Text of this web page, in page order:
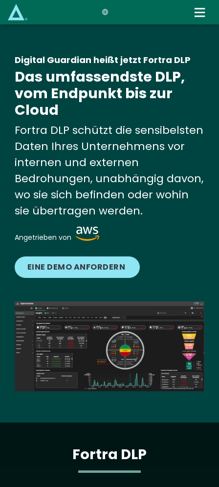
Digital Guardian heißt jetzt Fortra DLP
Das umfassendste DLP,
vom Endpunkt bis zur
Cloud
Fortra DLP schützt die sensibelsten
Daten Ihres Unternehmens vor
internen und externen
Bedrohungen, unabhängig davon,
wo sie sich befinden oder wohin
sie übertragen werden.
Angetrieben von Image
EINE DEMO ANFORDERN
Image
Fortra DLP